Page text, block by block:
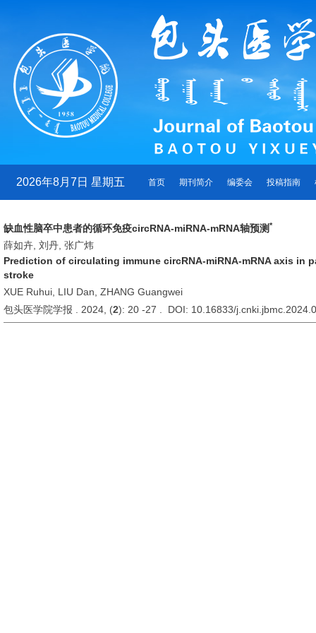
2026年8月7日 星期五 首页 期刊简介 编委会 投稿指南
缺血性脑卒中患者的循环免疫circRNA-miRNA-mRNA轴预测*
薛如卉, 刘丹, 张广炜
Prediction of circulating immune circRNA-miRNA-mRNA axis in
stroke
XUE Ruhui, LIU Dan, ZHANG Guangwei
包头医学院学报 . 2024, (2): 20 -27 . DOI: 10.16833/